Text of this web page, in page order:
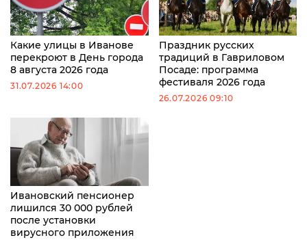
Какие улицы в Иванове
перекроют в День города
8 августа 2026 года
31.07.2026 14:00
Праздник русских
традиций в Гавриловом
Посаде: программа
фестиваля 2026 года
26.07.2026 09:10
Ивановский пенсионер
лишился 30 000 рублей
после установки
вирусного приложения